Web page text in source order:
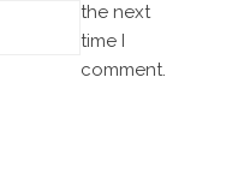
the next
time I
comment.